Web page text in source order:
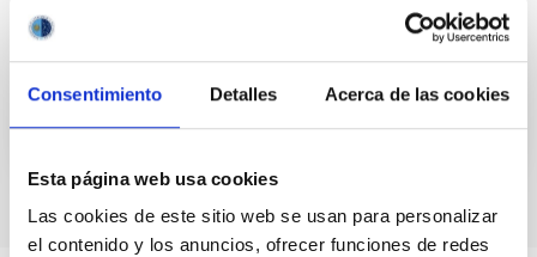
Consentimiento Detalles Acerca de las cookies
Esta página web usa cookies
Las cookies de este sitio web se usan para personalizar
el contenido y los anuncios, ofrecer funciones de redes